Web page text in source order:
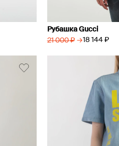
Рубашка Gucci
21 000 ₽ → 18 144 ₽